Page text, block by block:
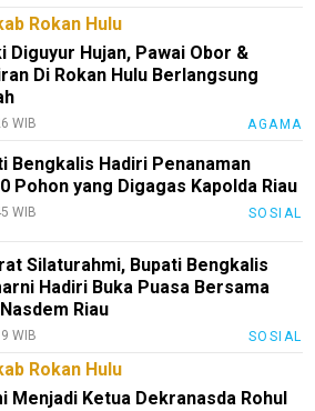
Rokan Hulu
Diguyur Hujan, Pawai Obor &
Di Rokan Hulu Berlangsung
WIB AGAMA
Bengkalis Hadiri Penanaman
Pohon yang Digagas Kapolda Riau
WIB SOSIAL
Silaturahmi, Bupati Bengkalis
Hadiri Buka Puasa Bersama
Riau
WIB SOSIAL
Rokan Hulu
Menjadi Ketua Dekranasda Rohul